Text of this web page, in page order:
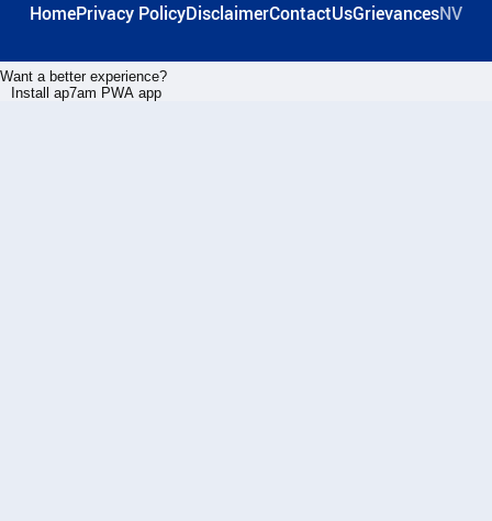
HomePrivacy PolicyDisclaimerContactUsGrievancesNV
Want a better experience?
Install ap7am PWA app